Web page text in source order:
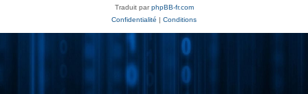
Traduit parphpBB-fr.com
Confidentialité | Conditions